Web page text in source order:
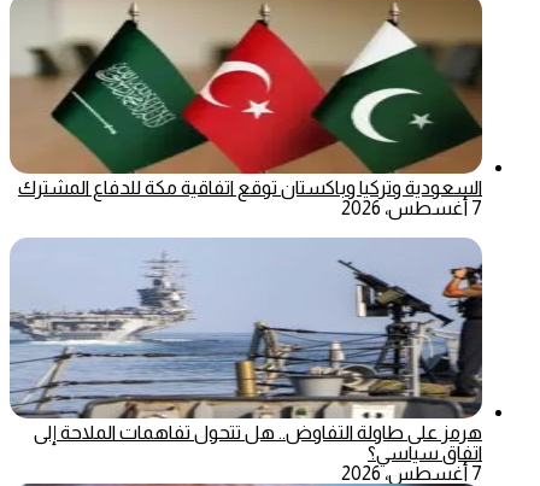
السعودية وتركيا وباكستان توقع اتفاقية مكة للدفاع المشترك
7 أغسطس، 2026
هرمز على طاولة التفاوض.. هل تتحول تفاهمات الملاحة إلى
اتفاق سياسي؟
7 أغسطس، 2026